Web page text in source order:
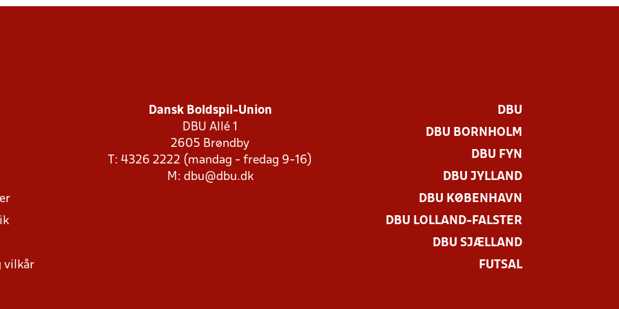
vilkår
Dansk Boldspil-Union
DBU Allé 1
2605 Brøndby
T: 4326 2222 (mandag - fredag 9-16)
M: dbu@dbu.dk
DBU
DBU BORNHOLM
DBU FYN
DBU JYLLAND
DBU KØBENHAVN
DBU LOLLAND-FALSTER
DBU SJÆLLAND
FUTSAL